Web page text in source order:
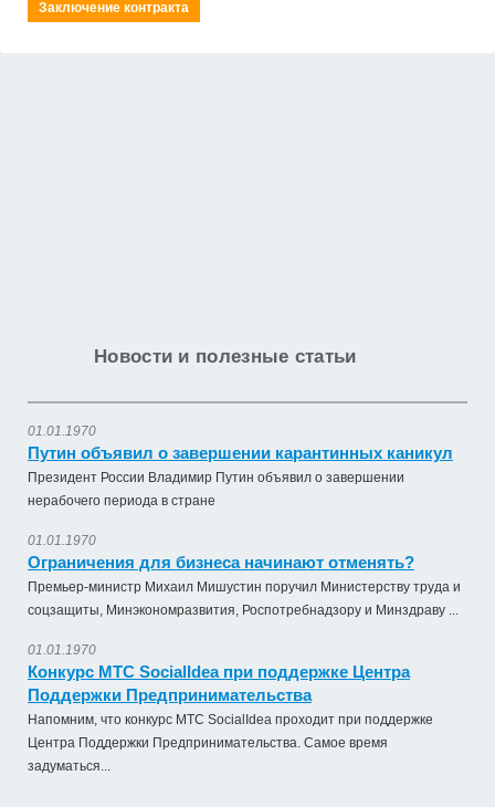
Заключение контракта
Новости и полезные статьи
01.01.1970
Путин объявил о завершении карантинных каникул
Президент России Владимир Путин объявил о завершении
нерабочего периода в стране
01.01.1970
Ограничения для бизнеса начинают отменять?
Премьер-министр Михаил Мишустин поручил Министерству труда и
соцзащиты, Минэкономразвития, Роспотребнадзору и Минздраву ...
01.01.1970
Конкурс МТС SocialIdea при поддержке Центра
Поддержки Предпринимательства
Напомним, что конкурс МТС SocialIdea проходит при поддержке
Центра Поддержки Предпринимательства. Самое время
задуматься...